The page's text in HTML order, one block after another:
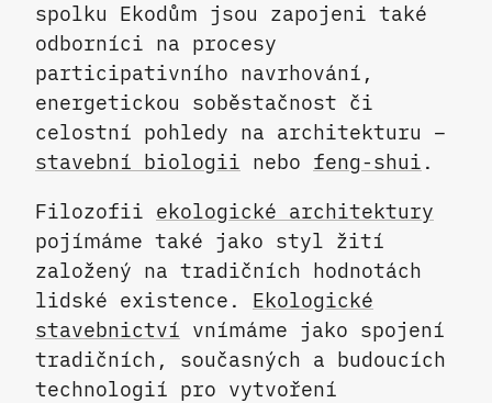
spolku Ekodům jsou zapojeni také
odborníci na procesy
participativního navrhování,
energetickou soběstačnost či
celostní pohledy na architekturu –
stavební biologii nebo feng-shui .
Filozofii ekologické architektury
pojímáme také jako styl žití
založený na tradičních hodnotách
lidské existence. Ekologické
stavebnictví vnímáme jako spojení
tradičních, současných a budoucích
technologií pro vytvoření